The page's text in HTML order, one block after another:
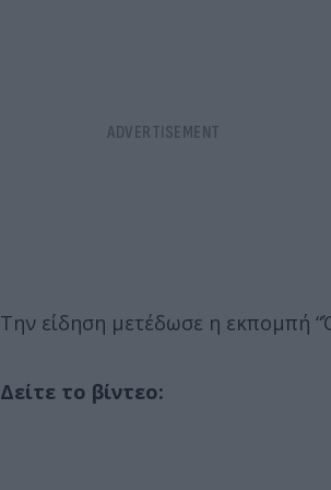
Την είδηση μετέδωσε η εκπομπή
Δείτε το βίντεο: